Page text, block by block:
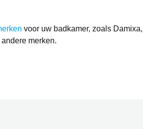
voor uw badkamer, zoals Damixa,
merken.